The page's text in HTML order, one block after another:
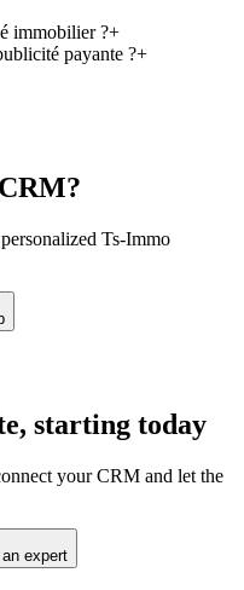
immobilier ?+
payante ?+
Ts-Immo
starting today
your CRM and let the
expert